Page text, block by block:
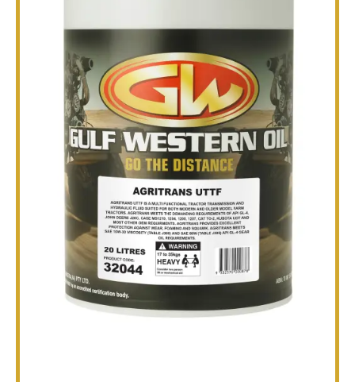
FOLLETOS
BLOG